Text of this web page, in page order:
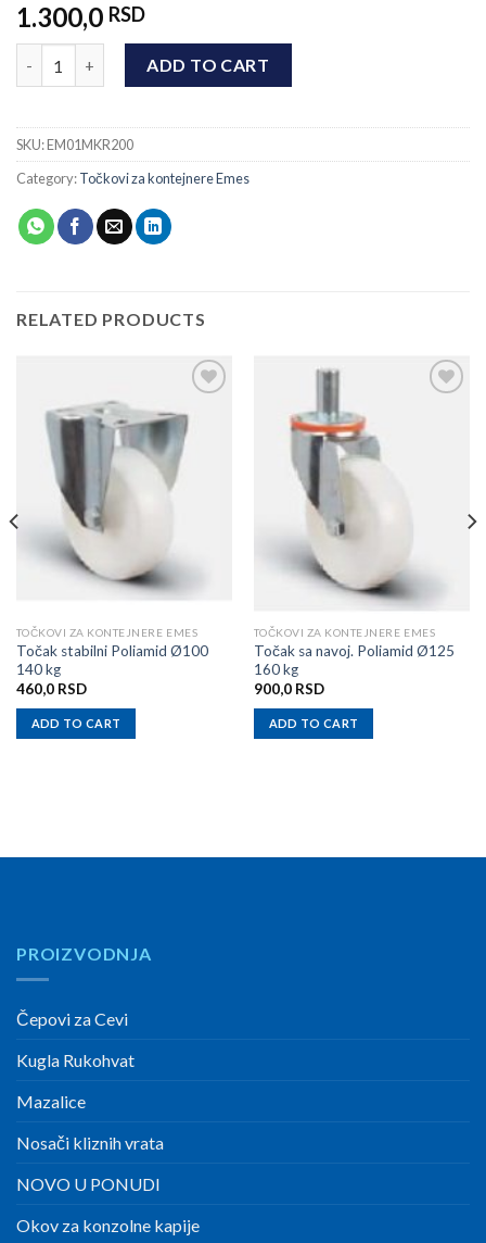
1.300,0 RSD
ADD TO CART
SKU:EM01MKR200
Category:Točkovi za kontejnere Emes
RELATED PRODUCTS
TOČKOVI ZA KONTEJNERE EMES
Točak stabilni Poliamid Ø100
140 kg
460,0 RSD
ADD TO CART
TOČKOVI ZA KONTEJNERE EMES
Točak sa navoj. Poliamid Ø125
160 kg
900,0 RSD
ADD TO CART
PROIZVODNJA
Čepovi za Cevi
Kugla Rukohvat
Mazalice
Nosači kliznih vrata
NOVO U PONUDI
Okov za konzolne kapije